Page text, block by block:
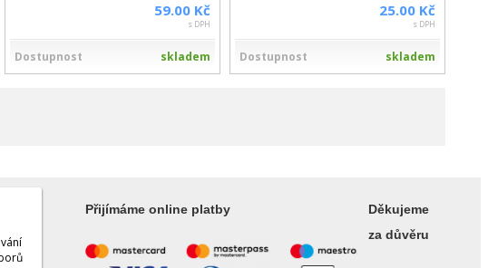
59.00 Kč
s DPH
Dostupnost skladem
25.00 Kč
s DPH
Dostupnost skladem
Přijímáme online platby
Děkujeme
za důvěru